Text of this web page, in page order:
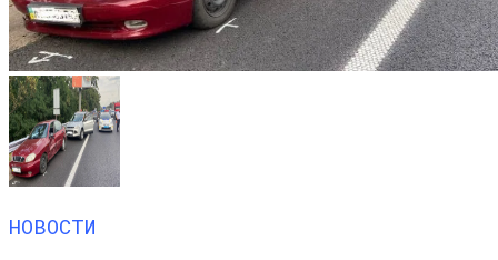
НОВОСТИ